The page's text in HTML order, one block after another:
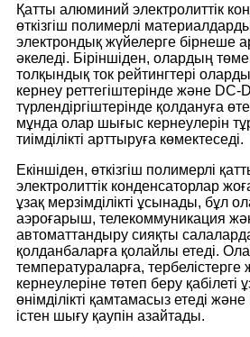
Қатты алюминий электролиттік
өткізгіш полимерлі
электрондық жүйелерге бірнеше
әкеледі. Біріншіден, олардың
толқындық ток рейтингтері
кернеу реттегіштерінде және DC-
түрлендіргіштерінде қолдануға
мұнда олар шығыс кернеулерін
тиімділікті арттыруға көмектеседі.
Екіншіден, өткізгіш полимерлі
электролиттік конденсаторлар
ұзақ мерзімділікті ұсынады, бұл
аэроғарыш, телекоммуникация
автоматтандыру сияқты
қолданбаларға қолайлы етеді.
температураларға, тербелістерге
кернеулеріне төтеп беру қабілеті
өнімділікті қамтамасыз етеді
істен шығу қаупін азайтады.